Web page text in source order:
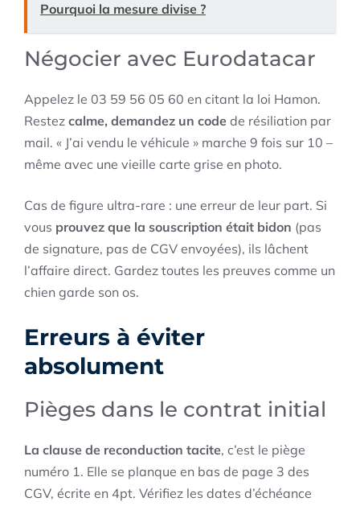
Pourquoi la mesure divise ?
Négocier avec Eurodatacar
Appelez le 03 59 56 05 60 en citant la loi Hamon.
Restez calme, demandez un code de résiliation par
mail. « J’ai vendu le véhicule » marche 9 fois sur 10 –
même avec une vieille carte grise en photo.
Cas de figure ultra-rare : une erreur de leur part. Si
vous prouvez que la souscription était bidon (pas
de signature, pas de CGV envoyées), ils lâchent
l’affaire direct. Gardez toutes les preuves comme un
chien garde son os.
Erreurs à éviter
absolument
Pièges dans le contrat initial
La clause de reconduction tacite, c’est le piège
numéro 1. Elle se planque en bas de page 3 des
CGV, écrite en 4pt. Vérifiez les dates d’échéance